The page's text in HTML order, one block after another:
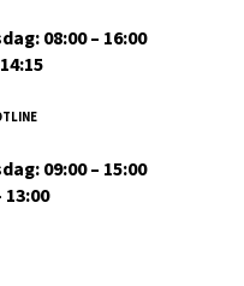
08:00 – 16:00
09:00 – 15:00
13:00